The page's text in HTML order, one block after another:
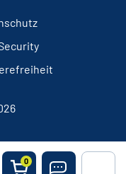
0